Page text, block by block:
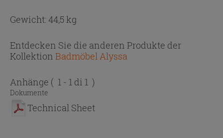
Gewicht: 44,5 kg
Entdecken Sie die anderen Produkte der
Kollektion Badmöbel Alyssa
Anhänge ( 1 - 1 di 1 )
Dokumente
Technical Sheet